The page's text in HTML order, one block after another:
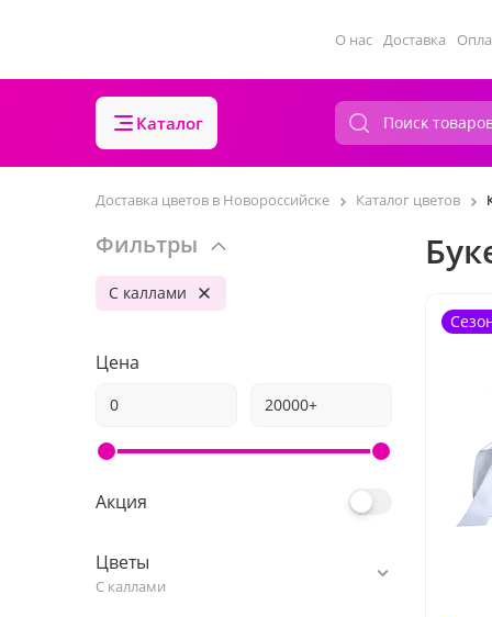
О нас Доставка
Каталог
Доставка цветов в Новороссийске Каталог цветов
Фильтры
С каллами
Цена
Акция
Цветы
С каллами